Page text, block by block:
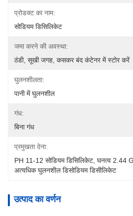
प्रोडक्ट का नाम:
सोडियम डिसिलिकेट
जमा करने की अवस्था:
ठंडी, सूखी जगह, कसकर बंद कंटेनर में स्टोर करें
घुलनशीलता:
पानी में घुलनशील
गंध:
बिना गंध
प्रमुखता देना:
PH 11-12 सोडियम डिसिलिकेट घनत्व 2.44
अत्यधिक घुलनशील डिसोडियम डिसीलिकेट
उत्पाद का वर्णन